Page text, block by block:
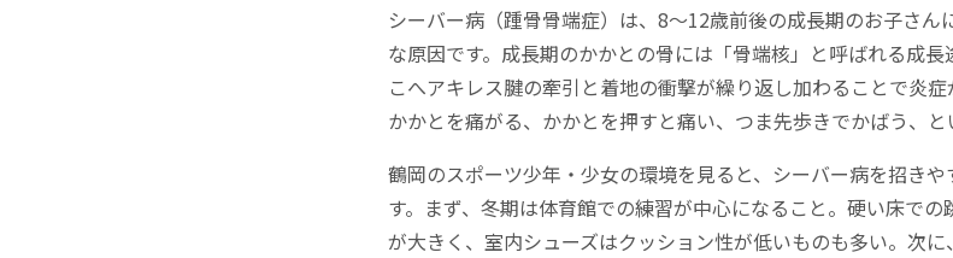
シーバー病（踵骨骨端症）は、8〜12歳前後の成長期のお子さん
な原因です。成長期のかかとの骨には「骨端核」と呼ばれる成
こへアキレス腱の牽引と着地の衝撃が繰り返し加わることで炎
かかとを痛がる、かかとを押すと痛い、つま先歩きでかばう、と
鶴岡のスポーツ少年・少女の環境を見ると、シーバー病を招き
す。まず、冬期は体育館での練習が中心になること。硬い床で
が大きく、室内シューズはクッション性が低いものも多い。次